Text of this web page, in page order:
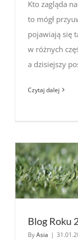
Kto zagląda
to mógł
pojawiają się
w różnych
a dzisiejszy
Czytaj dalej
Blog Roku
ByAsia |